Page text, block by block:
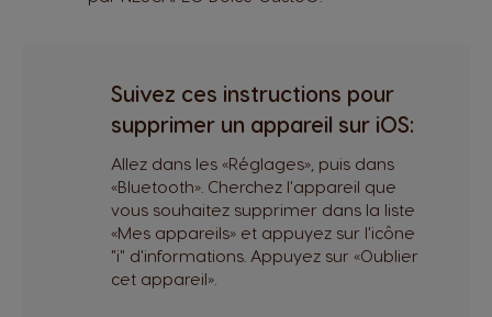
Suivez ces instructions pour
supprimer un appareil sur iOS:
Allez dans les «Réglages», puis dans
«Bluetooth». Cherchez l'appareil que
vous souhaitez supprimer dans la liste
«Mes appareils» et appuyez sur l'icône
"i" d'informations. Appuyez sur «Oublier
cet appareil».